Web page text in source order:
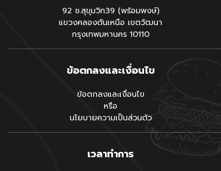
92 ซ.สุขุมวิท39 (พร้อมพงษ์)
แขวงคลองตันเหนือ เขตวัฒนา
กรุงเทพมหานคร 10110
ข้อตกลงและเงื่อนไข
ข้อตกลงและเงื่อนไข
หรือ
นโยบายความเป็นส่วนตัว
เวลาทำการ